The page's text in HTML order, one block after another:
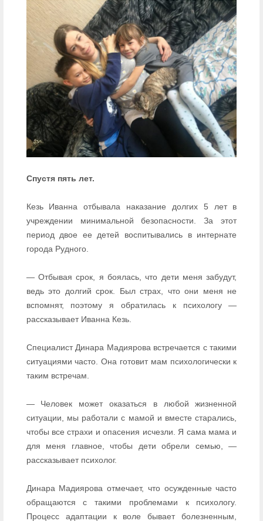
Спустя пять лет.
Кезь Иванна отбывала наказание долгих 5 лет в
учреждении минимальной безопасности. За этот
период двое ее детей воспитывались в интернате
города Рудного.
— Отбывая срок, я боялась, что дети меня забудут,
ведь это долгий срок. Был страх, что они меня не
вспомнят, поэтому я обратилась к психологу —
рассказывает Иванна Кезь.
Специалист Динара Мадиярова встречается с такими
ситуациями часто. Она готовит мам психологически к
таким встречам.
— Человек может оказаться в любой жизненной
ситуации, мы работали с мамой и вместе старались,
чтобы все страхи и опасения исчезли. Я сама мама и
для меня главное, чтобы дети обрели семью, —
рассказывает психолог.
Динара Мадиярова отмечает, что осужденные часто
обращаются с такими проблемами к психологу.
Процесс адаптации к воле бывает болезненным,